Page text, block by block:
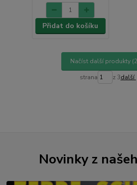
Přidat do košíku
Načíst další produkty
strana z 3další
Novinky z